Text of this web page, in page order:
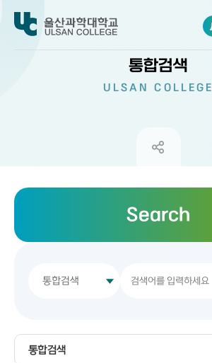
통합검색
ULSAN COLLEGE
Search
통합검색